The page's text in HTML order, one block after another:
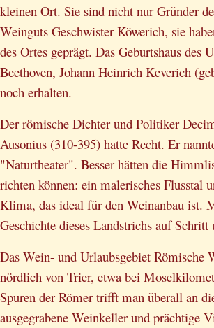
kleinen Ort. Sie sind nicht nur Gründer
Weinguts Geschwister Köwerich, sie
des Ortes geprägt. Das Geburtshaus des
Beethoven, Johann Heinrich Keverich
noch erhalten.
Der römische Dichter und Politiker
Ausonius (310-395) hatte Recht. Er
"Naturtheater". Besser hätten die
richten können: ein malerisches Flusstal
Klima, das ideal für den Weinanbau ist.
Geschichte dieses Landstrichs auf
Das Wein- und Urlaubsgebiet Römische
nördlich von Trier, etwa bei
Spuren der Römer trifft man überall an
ausgegrabene Weinkeller und prächtige